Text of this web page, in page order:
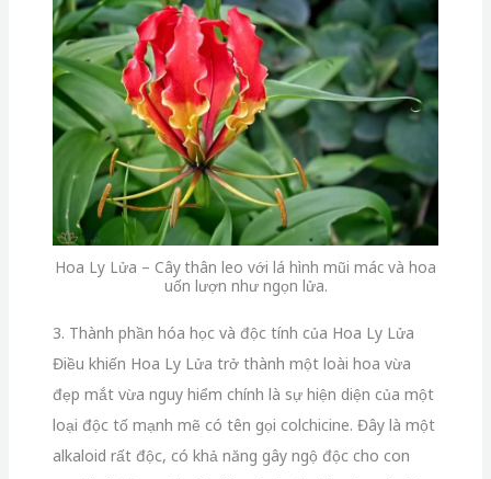
Hoa Ly Lửa – Cây thân leo với lá hình mũi mác và hoa
uốn lượn như ngọn lửa.
3. Thành phần hóa học và độc tính của Hoa Ly Lửa
Điều khiến Hoa Ly Lửa trở thành một loài hoa vừa
đẹp mắt vừa nguy hiểm chính là sự hiện diện của một
loại độc tố mạnh mẽ có tên gọi colchicine. Đây là một
alkaloid rất độc, có khả năng gây ngộ độc cho con